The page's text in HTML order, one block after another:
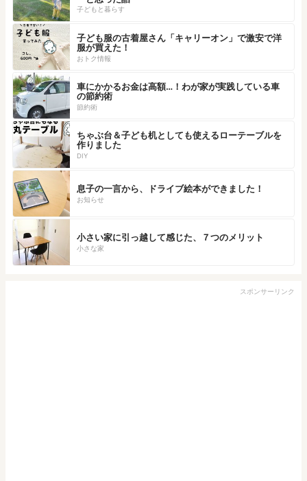
子どもと暮らす
子ども服の古着屋さん「キャリーオン」で激安で洋
服が買えた！
おトク情報
車にかかるお金は高額…！わが家が実践している車
の節約術
節約術
ちゃぶ台＆子ども机としても使えるローテーブルを
作りました
DIY
息子の一言から、ドライブ絵本ができました！
お知らせ
小さい家に引っ越して感じた、７つのメリット
小さな家
スポンサーリンク